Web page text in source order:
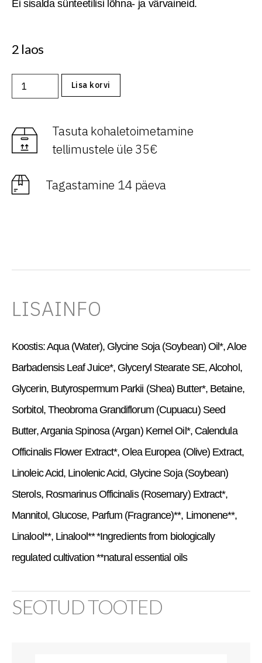
Ei sisalda sünteetilisi lõhna- ja värvaineid.
2 laos
Lisa korvi
Tasuta kohaletoimetamine
tellimustele üle 35€
Tagastamine 14 päeva
LISAINFO
Koostis: Aqua (Water), Glycine Soja (Soybean) Oil*, Aloe
Barbadensis Leaf Juice*, Glyceryl Stearate SE, Alcohol,
Glycerin, Butyrospermum Parkii (Shea) Butter*, Betaine,
Sorbitol, Theobroma Grandiflorum (Cupuacu) Seed
Butter, Argania Spinosa (Argan) Kernel Oil*, Calendula
Officinalis Flower Extract*, Olea Europea (Olive) Extract,
Linoleic Acid, Linolenic Acid, Glycine Soja (Soybean)
Sterols, Rosmarinus Officinalis (Rosemary) Extract*,
Mannitol, Glucose, Parfum (Fragrance)**, Limonene**,
Linalool**, Linalool***Ingredients from biologically
regulated cultivation **natural essential oils
SEOTUD TOOTED